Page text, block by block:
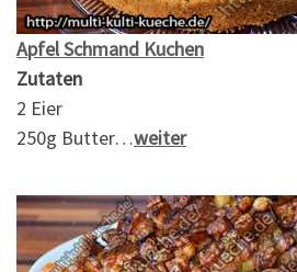
Apfel Schmand Kuchen
Zutaten
2 Eier
250g Butter…weiter